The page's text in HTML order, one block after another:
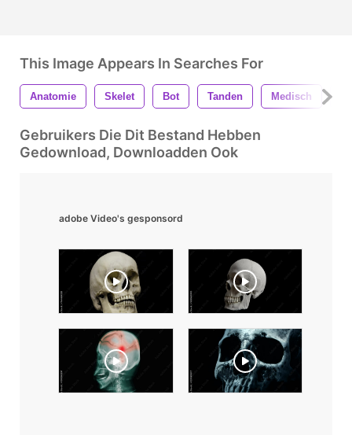
This Image Appears In Searches For
Anatomie Skelet Bot Tanden Medisch
Gebruikers Die Dit Bestand Hebben
Gedownload, Downloadden Ook
adobe Video's gesponsord